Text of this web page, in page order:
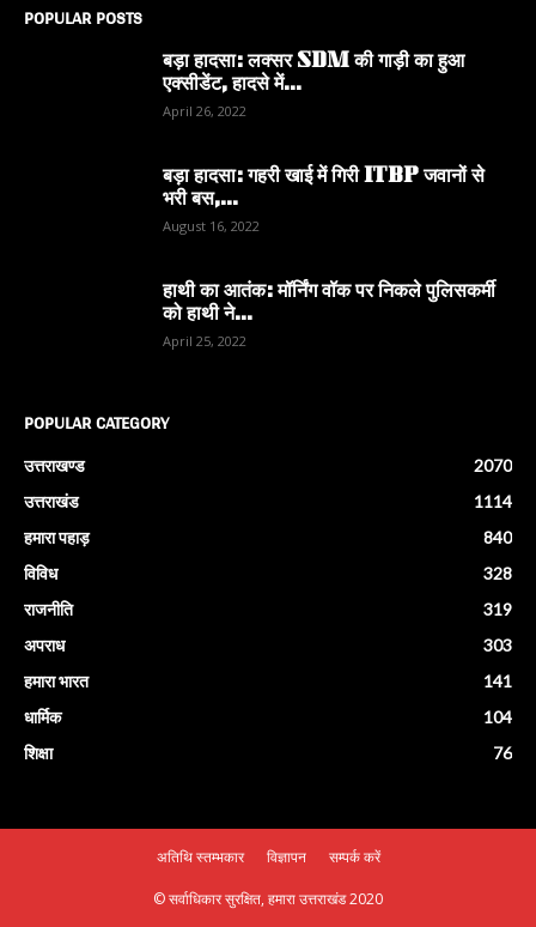
POPULAR POSTS
बड़ा हादसा: लक्सर SDM की गाड़ी का हुआ
एक्सीडेंट, हादसे में...
April 26, 2022
बड़ा हादसा: गहरी खाई में गिरी ITBP जवानों से
भरी बस,...
August 16, 2022
हाथी का आतंक: मॉर्निंग वॉक पर निकले पुलिसकर्मी
को हाथी ने...
April 25, 2022
POPULAR CATEGORY
उत्तराखण्ड
2070
उत्तराखंड
1114
हमारा पहाड़
840
विविध
328
राजनीति
319
अपराध
303
हमारा भारत
141
धार्मिक
104
शिक्षा
76
अतिथि स्तम्भकार विज्ञापन सम्पर्क करें
© सर्वाधिकार सुरक्षित, हमारा उत्तराखंड 2020